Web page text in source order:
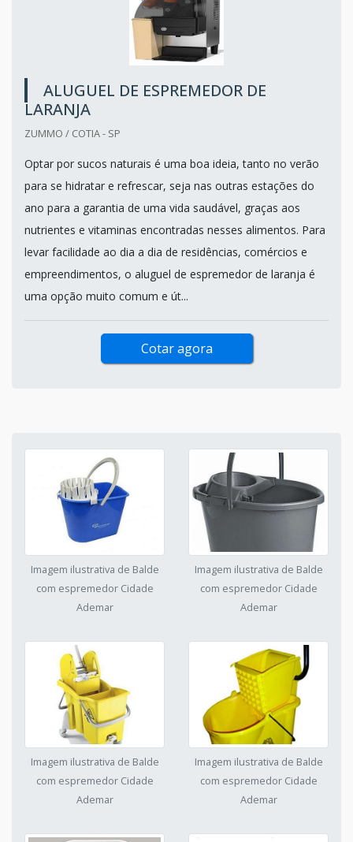
ALUGUEL DE ESPREMEDOR DE
LARANJA
ZUMMO / COTIA - SP
Optar por sucos naturais é uma boa ideia, tanto no verão
para se hidratar e refrescar, seja nas outras estações do
ano para a garantia de uma vida saudável, graças aos
nutrientes e vitaminas encontradas nesses alimentos. Para
levar facilidade ao dia a dia de residências, comércios e
empreendimentos, o aluguel de espremedor de laranja é
uma opção muito comum e út...
Cotar agora
Imagem ilustrativa de Balde
com espremedor Cidade
Ademar
Imagem ilustrativa de Balde
com espremedor Cidade
Ademar
Imagem ilustrativa de Balde
com espremedor Cidade
Ademar
Imagem ilustrativa de Balde
com espremedor Cidade
Ademar